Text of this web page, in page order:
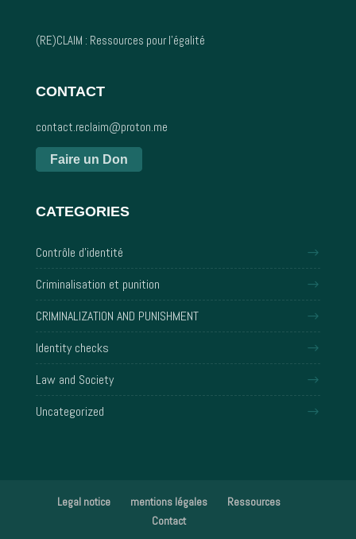
(RE)CLAIM : Ressources pour l’égalité
CONTACT
contact.reclaim@proton.me
Faire un Don
CATEGORIES
Contrôle d'identité
Criminalisation et punition
CRIMINALIZATION AND PUNISHMENT
Identity checks
Law and Society
Uncategorized
Legal notice mentions légales
Ressources
Contact